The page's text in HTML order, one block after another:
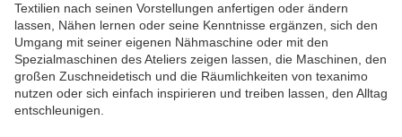
Textilien nach seinen Vorstellungen anfertigen oder ändern
lassen, Nähen lernen oder seine Kenntnisse ergänzen, sich den
Umgang mit seiner eigenen Nähmaschine oder mit den
Spezialmaschinen des Ateliers zeigen lassen, die Maschinen, den
großen Zuschneidetisch und die Räumlichkeiten von texanimo
nutzen oder sich einfach inspirieren und treiben lassen, den Alltag
entschleunigen.